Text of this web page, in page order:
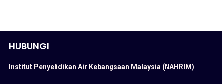
HUBUNGI
Institut Penyelidikan Air Kebangsaan Malaysia (NAHRIM)